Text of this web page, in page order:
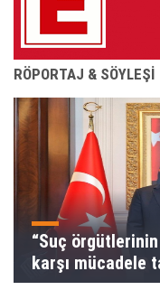
RÖPORTAJ & SÖYLEŞİ
“Suç
karşı mücadele